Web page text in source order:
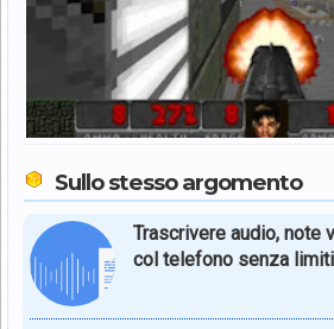
Sullo stesso argomento
Trascrivere audio, note
col telefono senza